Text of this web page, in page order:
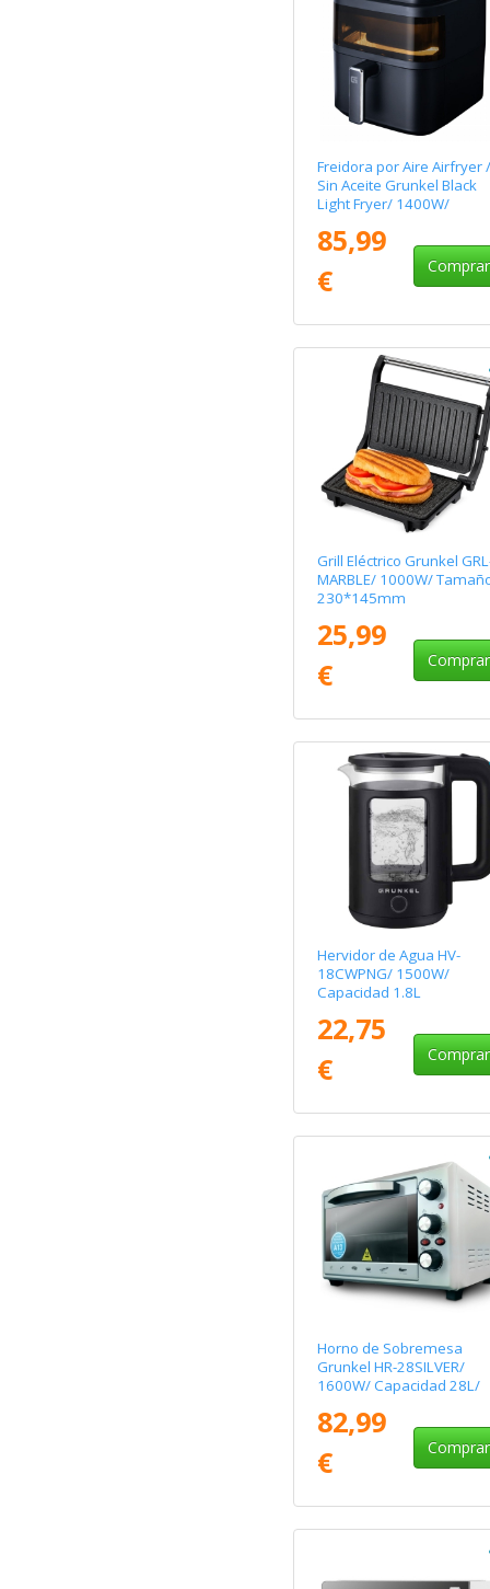
Freidora por Aire Airfryer /
Sin Aceite Grunkel Black
Light Fryer/ 1400W/
85,99
€
Comprar
Grill Eléctrico Grunkel
MARBLE/ 1000W/
230*145mm
25,99
€
Comprar
Hervidor de Agua HV-
18CWPNG/ 1500W/
Capacidad 1.8L
22,75
€
Comprar
Horno de Sobremesa
Grunkel HR-28SILVER/
1600W/ Capacidad 28L/
82,99
€
Comprar